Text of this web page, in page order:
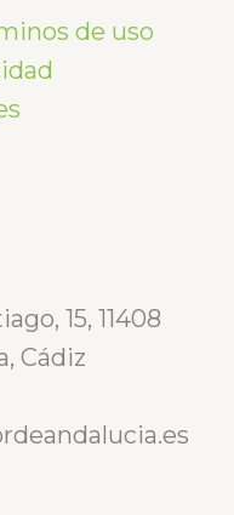
de uso
15, 11408
Cádiz